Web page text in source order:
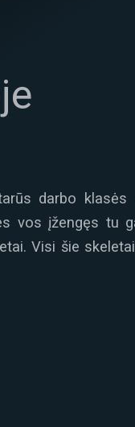
darbo klasės
vos įžengęs tu
Visi šie